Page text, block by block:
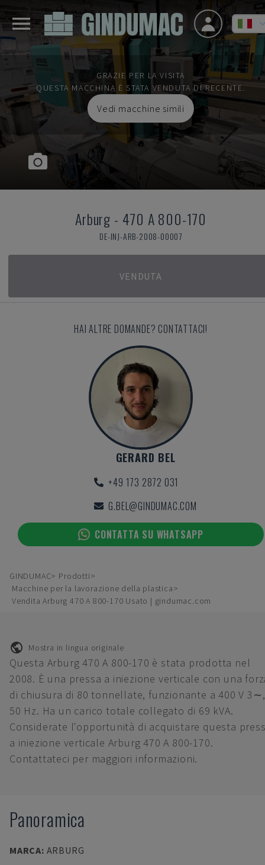
GRAZIE PER LA VISITA
QUESTA MACCHINA È STATA VENDUTA DI RECENTE.
Vedi macchine simili
Arburg - 470 A 800-170
DE-INJ-ARB-2008-00007
VENDUTA
HAI ALTRE DOMANDE? CONTATTACI!
GERARD BEL
+49 173 2872 031
G.BEL@GINDUMAC.COM
CONTATTA SU WHATSAPP
GINDUMAC
Prodotti
Macchine per la lavorazione della plastica
Vendita Arburg 470 A 800-170 Usato | gindumac.com
Mostra in lingua originale
Questa Arburg 470 A 800-170 è stata prodotta nel
2008. È una pressa a iniezione verticale con una
di chiusura di 80 tonnellate, funzionante a 400 V 3∼,
50 Hz. Ha un carico totale collegato di 69 kVA.
Considerate l'opportunità di acquistare questa
a iniezione verticale Arburg 470 A 800-170.
Contattateci per maggiori informazioni.
Panoramica
MARCA: ARBURG